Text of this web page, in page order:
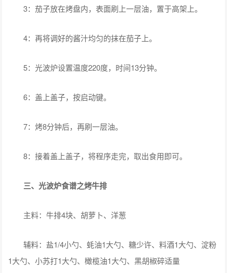
3：茄子放在烤盘内，表面刷上一层油，置于高架上。
4：再将调好的酱汁均匀的抹在茄子上。
5：光波炉设置温度220度，时间13分钟。
6：盖上盖子，按启动键。
7：烤8分钟后，再刷一层油。
8：接着盖上盖子，将程序走完，取出食用即可。
三、光波炉食谱之烤牛排
主料：牛排4块、胡萝卜、洋葱
辅料：盐1/4小勺、蚝油1大勺、糖少许、料酒1大勺、淀粉
1大勺、小苏打1大勺、橄榄油1大勺、黑胡椒碎适量